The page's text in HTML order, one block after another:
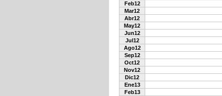
Feb12
Mar12
Abr12
May12
Jun12
Jul12
Ago12
Sep12
Oct12
Nov12
Dic12
Ene13
Feb13